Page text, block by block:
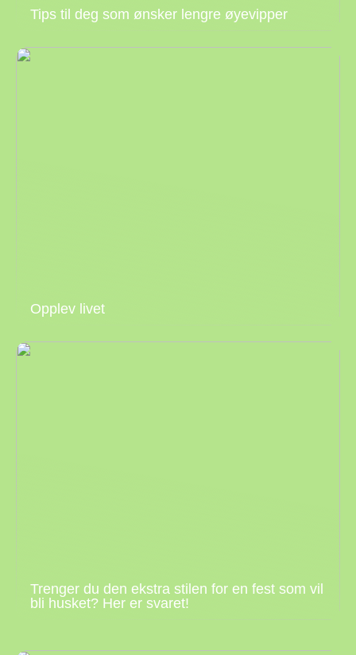
Tips til deg som ønsker lengre øyevipper
Opplev livet
Trenger du den ekstra stilen for en fest som vil
bli husket? Her er svaret!